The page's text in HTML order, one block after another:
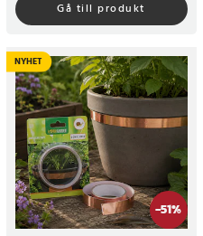
Gå till produkt
-51%
NYHET